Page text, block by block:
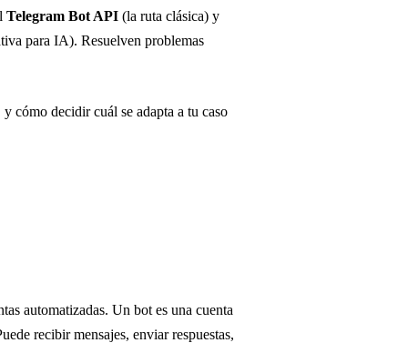
Telegram Bot API (la ruta clásica) y
para IA). Resuelven problemas
cómo decidir cuál se adapta a tu caso
automatizadas. Un bot es una cuenta
recibir mensajes, enviar respuestas,